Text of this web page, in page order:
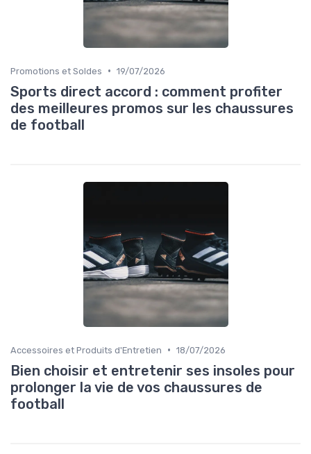
Promotions et Soldes • 19/07/2026
Sports direct accord : comment profiter
des meilleures promos sur les chaussures
de football
Accessoires et Produits d'Entretien • 18/07/2026
Bien choisir et entretenir ses insoles pour
prolonger la vie de vos chaussures de
football